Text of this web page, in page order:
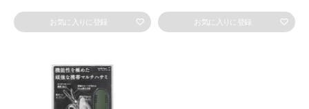
お気に入りに登録 お気に入りに登録